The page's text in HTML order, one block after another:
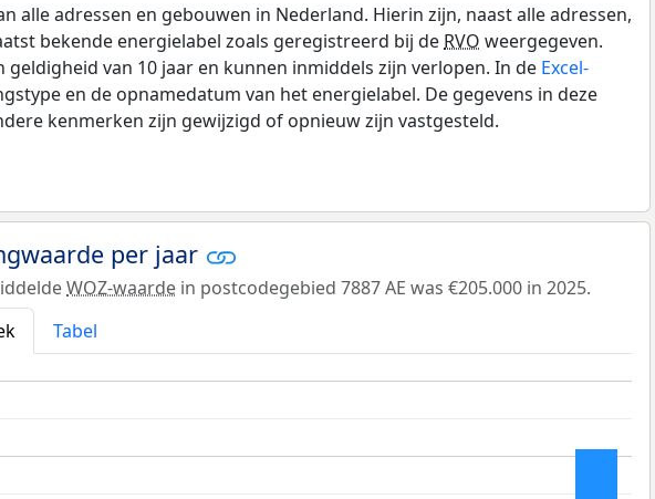
alle adressen en gebouwen in Nederland. Hierin zijn, naast alle adressen,
bekende energielabel zoals geregistreerd bij de RVO weergegeven.
van 10 jaar en kunnen inmiddels zijn verlopen. In de Excel-
en de opnamedatum van het energielabel. De gegevens in deze
kenmerken zijn gewijzigd of opnieuw zijn vastgesteld.
per jaar
WOZ-waarde in postcodegebied 7887 AE was €205.000 in 2025.
Tabel